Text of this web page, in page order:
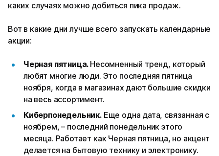
каких случаях можно добиться пика продаж.
Вот в какие дни лучше всего запускать календарные
акции:
Черная пятница. Несомненный тренд, который
любят многие люди. Это последняя пятница
ноября, когда в магазинах дают большие скидки
на весь ассортимент.
Киберпонедельник.Еще одна дата, связанная с
ноябрем, – последний понедельник этого
месяца. Работает как Черная пятница, но акцент
делается на бытовую технику и электронику.